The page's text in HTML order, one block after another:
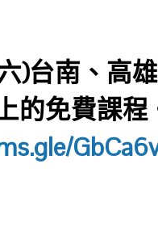
)台南、高
的免費課程